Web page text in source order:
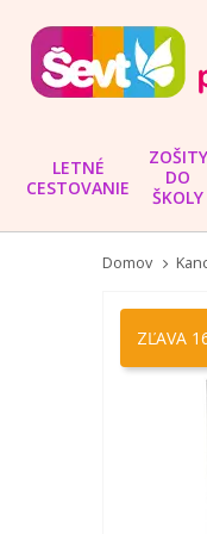
LETNÉ
CESTOVANIE
ZOŠITY
DO
ŠKOLY
Domov
koniec
galérie
ZĽAVA